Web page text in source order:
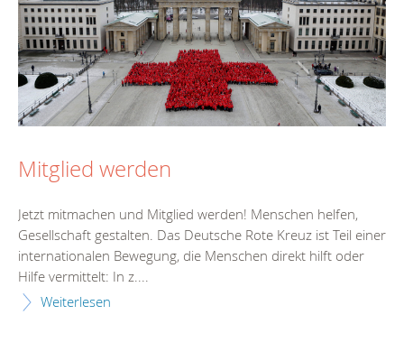
Mitglied werden
Jetzt mitmachen und Mitglied werden! Menschen helfen,
Gesellschaft gestalten. Das Deutsche Rote Kreuz ist Teil einer
internationalen Bewegung, die Menschen direkt hilft oder
Hilfe vermittelt: In z....
Weiterlesen